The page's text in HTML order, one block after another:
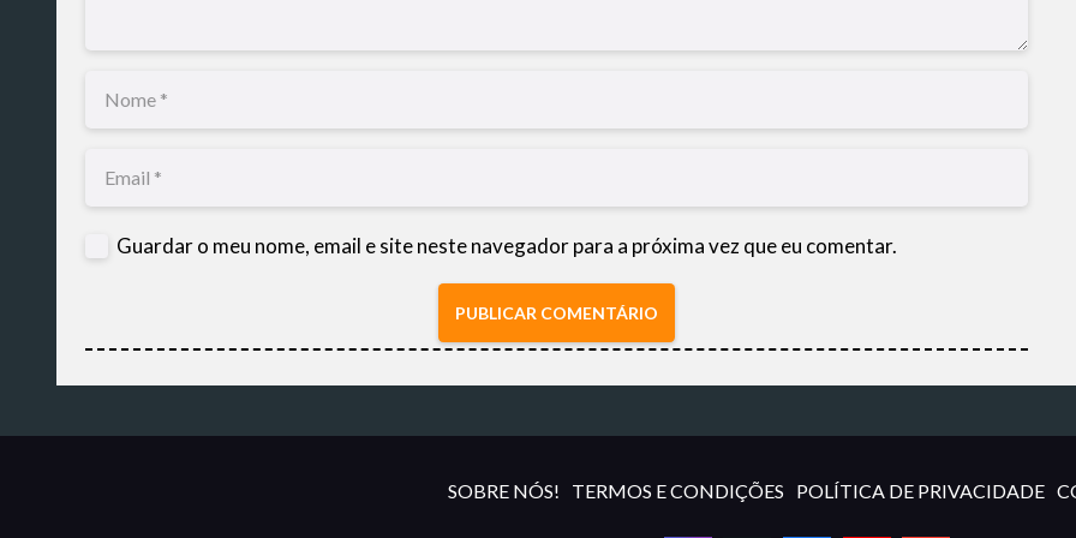
Guardar o meu nome, email e site neste navegador para a próxima vez que eu comentar.
PUBLICAR COMENTÁRIO
SOBRE NÓS! TERMOS E CONDIÇÕES POLÍTICA DE PRIVACIDADE